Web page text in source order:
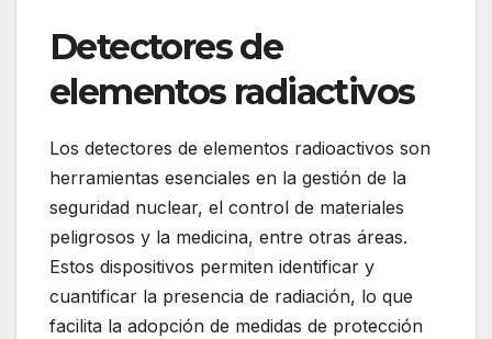
Detectores de
elementos radiactivos
Los detectores de elementos radioactivos son
herramientas esenciales en la gestión de la
seguridad nuclear, el control de materiales
peligrosos y la medicina, entre otras áreas.
Estos dispositivos permiten identificar y
cuantificar la presencia de radiación, lo que
facilita la adopción de medidas de protección